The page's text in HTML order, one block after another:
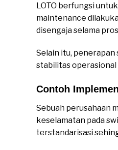
LOTO berfungsi
maintenance
disengaja selama
Selain itu,
stabilitas
Contoh
Sebuah perusahaan
keselamatan pada
terstandarisasi